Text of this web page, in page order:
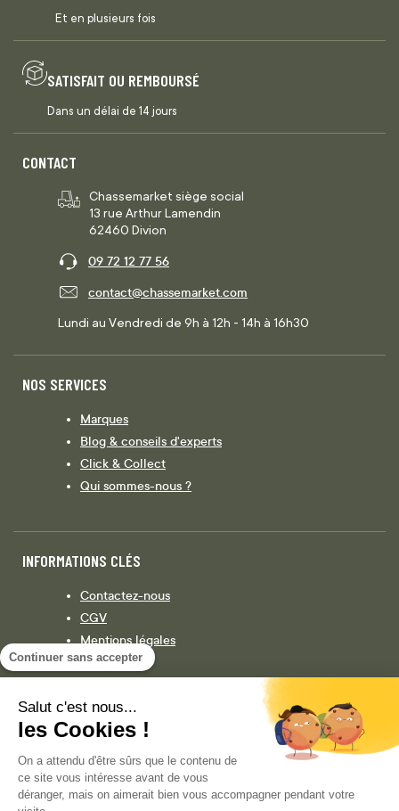
Continuer sans accepter
Salut c'est nous...
les Cookies !
On a attendu d'être sûrs que le contenu de
ce site vous intéresse avant de vous
déranger, mais on aimerait bien vous accompagner pendant votre
Et en plusieurs fois
SATISFAIT OU REMBOURSÉ
Dans un délai de 14 jours
CONTACT
Chassemarket siège social
13 rue Arthur Lamendin
62460 Divion
09 72 12 77 56
contact@chassemarket.com
Lundi au Vendredi de 9h à 12h - 14h à 16h30
NOS SERVICES
Marques
Blog & conseils d'experts
Click & Collect
Qui sommes-nous ?
INFORMATIONS CLÉS
Contactez-nous
CGV
Mentions légales
Législation
Facebook Instagram